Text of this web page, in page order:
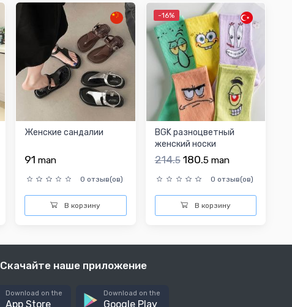
Женские сандалии
91man
0 отзыв(ов)
В корзину
-16%
BGK разноцветный
женский носки
214.5 180.5 man
0 отзыв(ов)
В корзину
Скачайте наше приложение
Download on the
App Store
Download on the
Google Play